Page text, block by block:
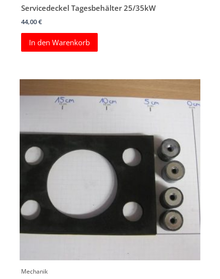
Servicedeckel Tagesbehälter 25/35kW
44,00€
In den Warenkorb
Mechanik